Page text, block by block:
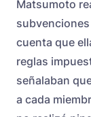
Matsumoto
cuenta que
reglas
señalaban
a cada